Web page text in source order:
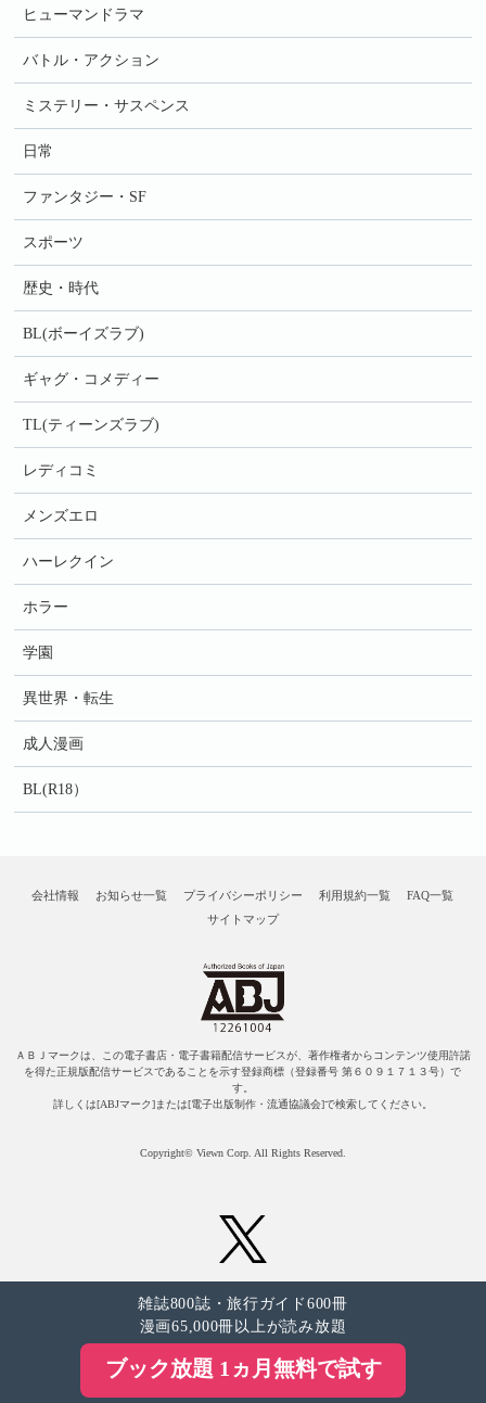
ヒューマンドラマ
バトル・アクション
ミステリー・サスペンス
日常
ファンタジー・SF
スポーツ
歴史・時代
BL(ボーイズラブ)
ギャグ・コメディー
TL(ティーンズラブ)
レディコミ
メンズエロ
ハーレクイン
ホラー
学園
異世界・転生
成人漫画
BL(R18）
会社情報 お知らせ一覧 プライバシーポリシー 利用規約一覧
FAQ一覧
サイトマップ
ＡＢＪマークは、この電子書店・電子書籍配信サービスが、著作権者からコンテンツ使用許諾
を得た正規版配信サービスであることを示す登録商標（登録番号 第６０９１７１３号）で
す。
詳しくは[ABJマーク]または[電子出版制作・流通協議会]で検索してください。
Copyright© Viewn Corp. All Rights Reserved.
雑誌800誌・旅行ガイド600冊
漫画65,000冊以上が読み放題
ブック放題 1ヵ月無料で試す